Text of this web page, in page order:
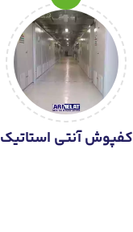
کفپوش آنتی استاتیک